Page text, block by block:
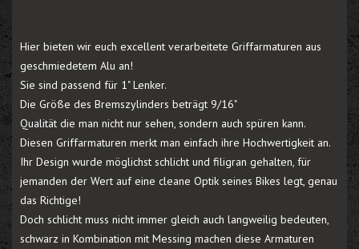
Hier bieten wir euch excellent verarbeitete Griffarmaturen aus
geschmiedetem Alu an!
Sie sind passend für 1" Lenker.
Die Größe des Bremszylinders beträgt 9/16"
Qualität die man nicht nur sehen, sondern auch spüren kann.
Diesen Griffarmaturen merkt man einfach ihre Hochwertigkeit an.
Ihr Design wurde möglichst schlicht und filigran gehalten, für
jemanden der Wert auf eine cleane Optik seines Bikes legt, genau
das Richtige!
Doch schlicht muss nicht immer gleich auch langweilig bedeuten,
schwarz in Kombination mit Messing machen diese Armaturen